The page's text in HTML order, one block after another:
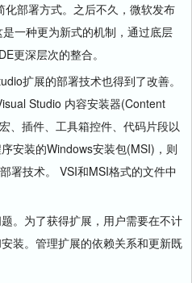
部署方式。之后不久，微软发布
一种更为新式的机制，通过底层
更深层次的整合。
扩展的部署技术也得到了改善。
Studio 内容安装器(Content
、插件、工具箱控件、代码片段以
安装的Windows安装包(MSI)，则
署技术。 VSI和MSI格式的文件中
为了获得扩展，用户需要在不计
装。管理扩展的依赖关系和更新既